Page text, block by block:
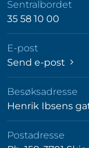
Sentralbordet
35 58 10 00
E-post
Send e-post
Besøksadresse
Henrik Ibsens
Postadresse